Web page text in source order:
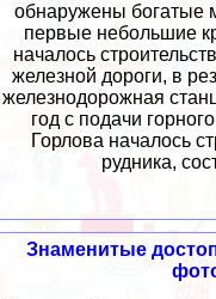
обнаружены богатые
первые небольшие
началось
железной дороги, в
железнодорожная
год с подачи
Горлова началось
рудника,
Знаменитые